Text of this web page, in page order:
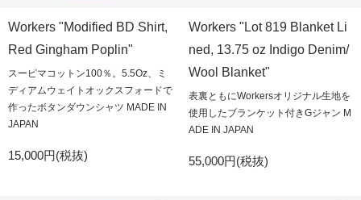
Workers "Modified BD Shirt,
Red Gingham Poplin"
スーピマコットン100％。5.5Oz、ミ
ディアムウェイトオックスフォードで
作ったボタンダウンシャツ MADE IN
JAPAN
15,000円(税抜)
Workers "Lot 819 Blanket Li
ned, 13.75 oz Indigo Denim/
Wool Blanket"
表裏ともにWorkersオリジナル生地を
使用したブランケット付きGジャン M
ADE IN JAPAN
55,000円(税抜)